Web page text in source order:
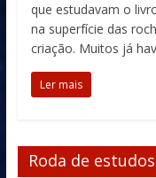
que estudavam o
na superfície das
criação. Muitos já
Ler mais
Roda de estudos